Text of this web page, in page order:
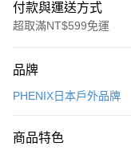
付款與運送方式
超取滿NT$599免運
信用卡一次付款
LINE Pay
品牌
PHENIX日本戶外品牌
商品特色